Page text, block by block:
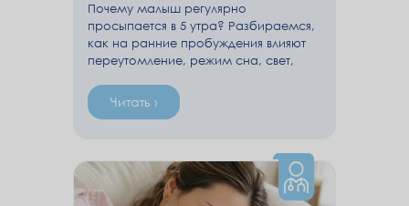
Почему малыш регулярно
просыпается в 5 утра? Разбираемся,
как на ранние пробуждения влияют
переутомление, режим сна, свет,
дискомфорт, и какие изменения
могут помочь скорректировать
Читать ›